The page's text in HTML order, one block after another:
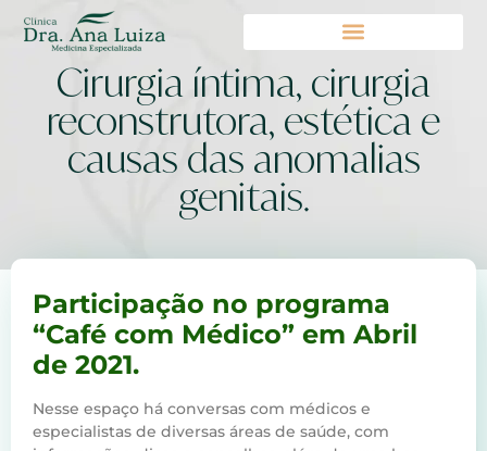
Cirurgia íntima, cirurgia
reconstrutora, estética e
causas das anomalias
genitais.
Participação no programa
“Café com Médico” em Abril
de 2021.
Nesse espaço há conversas com médicos e
especialistas de diversas áreas de saúde, com